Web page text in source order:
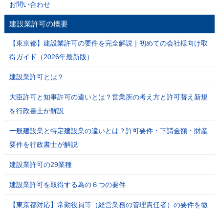
お問い合わせ
建設業許可の概要
【東京都】建設業許可の要件を完全解説｜初めての会社様向け取
得ガイド（2026年最新版）
建設業許可とは？
大臣許可と知事許可の違いとは？営業所の考え方と許可替え新規
を行政書士が解説
一般建設業と特定建設業の違いとは？許可要件・下請金額・財産
要件を行政書士が解説
建設業許可の29業種
建設業許可を取得する為の６つの要件
【東京都対応】常勤役員等（経営業務の管理責任者）の要件を徹